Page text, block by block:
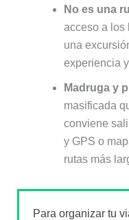
No es una
acceso a los
una
experiencia
Madruga y
masificada
conviene
y GPS o
rutas más
Para organizar tu